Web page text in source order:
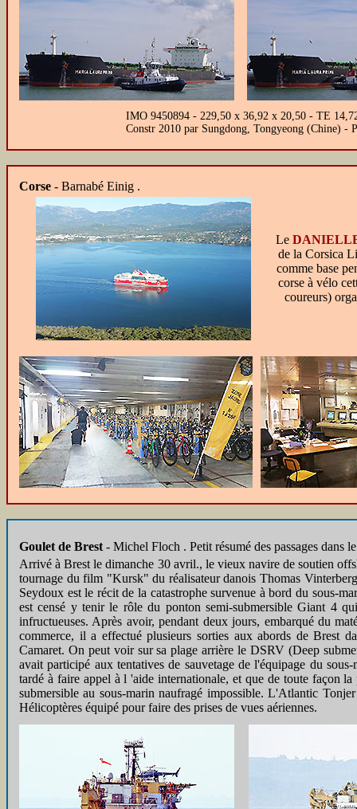
IMO 9450894 - 229,50 x 36,92 x 20,50 - TE
Constr 2010 par Sungdong, Tongyeong (Chine) -
Corse - Barnabé Einig .
Le
de la Corsica
comme base
corse à vélo
coureurs)
Goulet de Brest - Michel Floch . Petit résumé des passages dans
Arrivé à Brest le dimanche 30 avril., le vieux navire de soutien
tournage du film "Kursk" du réalisateur danois Thomas
Seydoux est le récit de la catastrophe survenue à bord du sous-
est censé y tenir le rôle du ponton semi-submersible Giant 4
infructueuses. Après avoir, pendant deux jours, embarqué du
commerce, il a effectué plusieurs sorties aux abords de Brest
Camaret. On peut voir sur sa plage arrière le DSRV (Deep
avait participé aux tentatives de sauvetage de l'équipage du
tardé à faire appel à l 'aide internationale, et que de toute façon
submersible au sous-marin naufragé impossible. L'Atlantic
Hélicoptères équipé pour faire des prises de vues aériennes.